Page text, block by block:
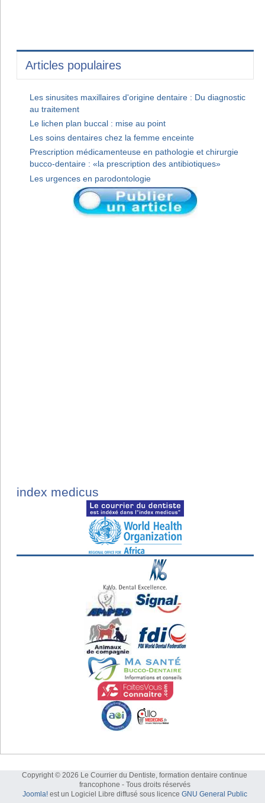
Articles populaires
Les sinusites maxillaires d'origine dentaire : Du diagnostic
au traitement
Le lichen plan buccal : mise au point
Les soins dentaires chez la femme enceinte
Prescription médicamenteuse en pathologie et chirurgie
bucco-dentaire : «la prescription des antibiotiques»
Les urgences en parodontologie
index medicus
Copyright © 2026 Le Courrier du Dentiste, formation dentaire continue
francophone - Tous droits réservés
Joomla!est un Logiciel Libre diffusé sous licence GNU General Public